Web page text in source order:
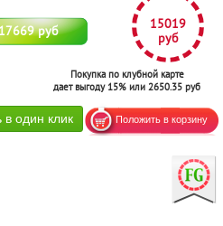
17669 руб
15019
руб
Покупка по клубной карте
дает выгоду 15% или 2650.35 руб